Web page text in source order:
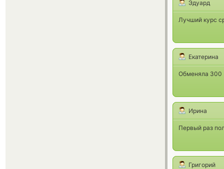
Эдуард
Лучший курс
Екатерина
Обменяла 300
Ирина
Первый раз
Григорий